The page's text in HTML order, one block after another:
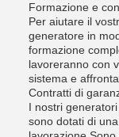
Formazione e
Per aiutare il
generatore in
formazione
lavoreranno con
sistema e
Contratti di
I nostri
sono dotati di